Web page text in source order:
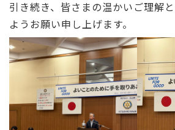
引き続き、皆さまの温かいご理解
ようお願い申し上げます。